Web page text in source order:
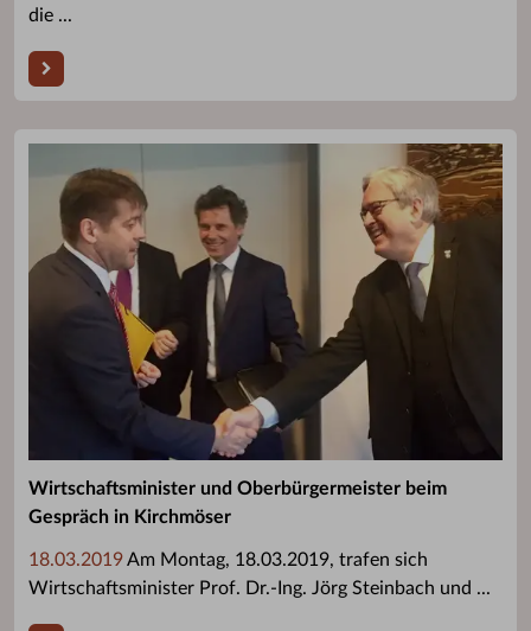
die ...
Wirtschaftsminister und Oberbürgermeister beim
Gespräch in Kirchmöser
18.03.2019Am Montag, 18.03.2019, trafen sich
Wirtschaftsminister Prof. Dr.‐Ing. Jörg Steinbach und ...